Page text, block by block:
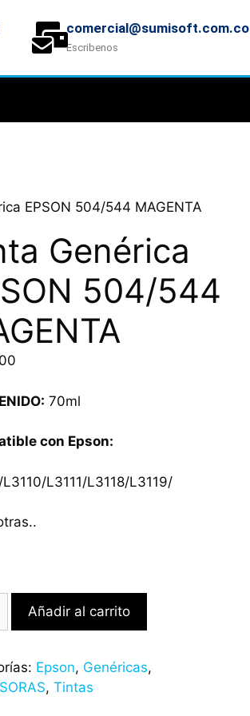
comercial@sumisoft.com.co
Escribenos
EPSON 504/544 MAGENTA
Genérica
504/544
70ml
con Epson:
L3111/L3118/L3119/
Añadir al carrito
Epson, Genéricas,
, Tintas